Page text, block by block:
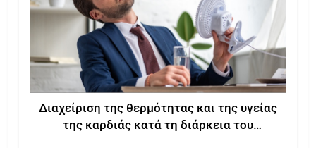
Διαχείριση της θερμότητας και της υγείας
της καρδιάς κατά τη διάρκεια του